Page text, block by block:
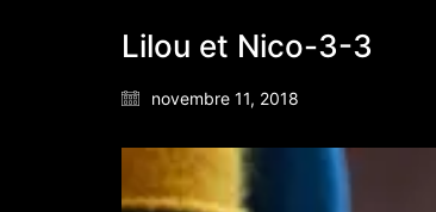
Lilou et Nico-3-3
novembre 11, 2018